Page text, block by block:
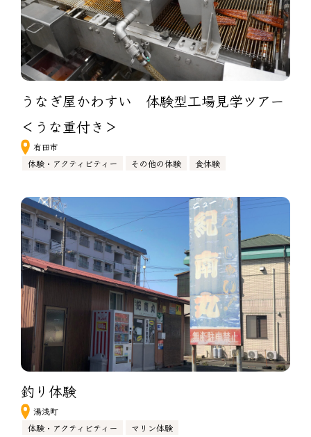
うなぎ屋かわすい　体験型工場見学ツアー
＜うな重付き＞
有田市
体験・アクティビティー
その他の体験 食体験
釣り体験
湯浅町
体験・アクティビティー
マリン体験